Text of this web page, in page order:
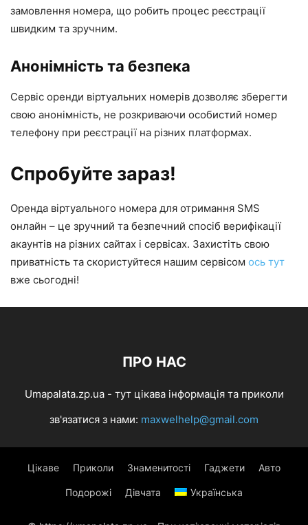
замовлення номера, що робить процес реєстрації
швидким та зручним.
Анонімність та безпека
Сервіс оренди віртуальних номерів дозволяє зберегти
свою анонімність, не розкриваючи особистий номер
телефону при реєстрації на різних платформах.
Спробуйте зараз!
Оренда віртуального номера для отримання SMS
онлайн – це зручний та безпечний спосіб верифікації
акаунтів на різних сайтах і сервісах. Захистіть свою
приватність та скористуйтеся нашим сервісом ось тут
вже сьогодні!
ПРО НАС
Umapalata.zp.ua - тут цікава інформація та приколи
зв'язатися з нами: maxwelhelp@gmail.com
Цікаве Приколи Знаменитості Гаджети Авто
Подорожі Дівчата Українська